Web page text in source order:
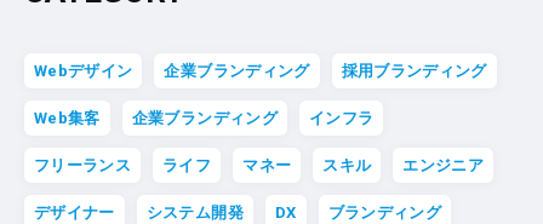
Webデザイン 企業ブランディング 採用ブランディング
Web集客 企業ブランディング インフラ
フリーランス ライフ マネー スキル エンジニア
デザイナー システム開発 DX ブランディング